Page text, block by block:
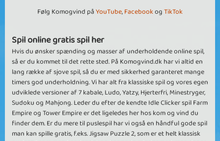
Følg Komogvind påYouTube,FacebookogTikTok
Spil online gratis spil her
Hvis du ønsker spænding og masser af underholdende online spil,
så er du kommet til det rette sted. På Komogvind.dk har vi altid en
lang række af sjove spil, så du er med sikkerhed garanteret mange
timers god underholdning. Vi har alt fra klassiske spil og vores egen
udviklede versioner af 7 kabale, Ludo, Yatzy, Hjerterfri, Minestryger,
Sudoku og Mahjong. Leder du efter de kendte Idle Clicker spil Farm
Empire og Tower Empire er det ligeledes her hos kom og vind du
finder dem. Er du mere til puslespil har vi også en håndful gode spil
man kan spille gratis, f.eks. Jigsaw Puzzle 2, som er et helt klassisk